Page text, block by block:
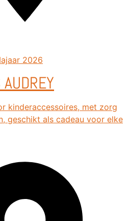
2026
kinderaccessoires, met zorg
geschikt als cadeau voor elke